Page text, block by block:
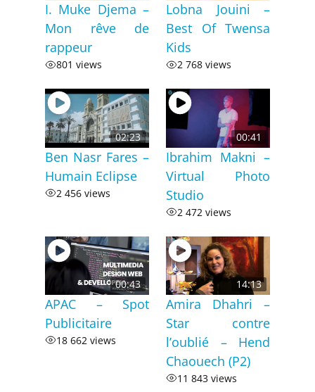
I. Muke Djema –
Mon rêve de
rappeur
801 views
Lobna Jouini –
Best Of Twensa
Kids
2 768 views
02:23
Ben Nasr Fares –
Humain Eclipse
2 456 views
00:41
Ibrahim Makni –
Virtual Photo
Studio
2 472 views
00:43
APAC – Spot
Publicitaire
18 662 views
14:13
Amira Dhahri –
Star contre
l’oublié – Hend
Chaouech (P2)
11 843 views